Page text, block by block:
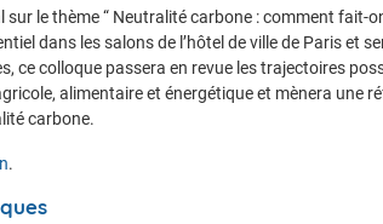
le thème “ Neutralité carbone : comment fait-
dans les salons de l’hôtel de ville de Paris et
ce colloque passera en revue les trajectoires
alimentaire et énergétique et mènera une
carbone.
.